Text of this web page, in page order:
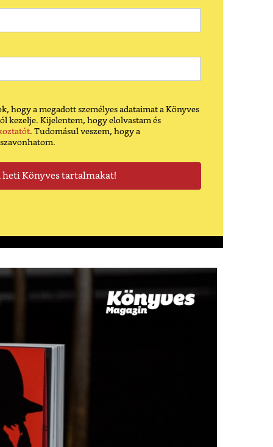
hogy a megadott személyes adataimat a Könyves
kezelje. Kijelentem, hogy elolvastam és
. Tudomásul veszem, hogy a